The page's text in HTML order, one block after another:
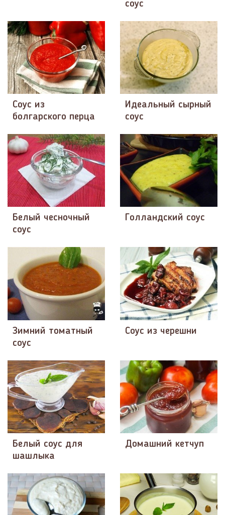
соус
Соус из
болгарского перца
Идеальный сырный
соус
Белый чесночный
соус
Голландский соус
Зимний томатный
соус
Соус из черешни
Белый соус для
шашлыка
Домашний кетчуп